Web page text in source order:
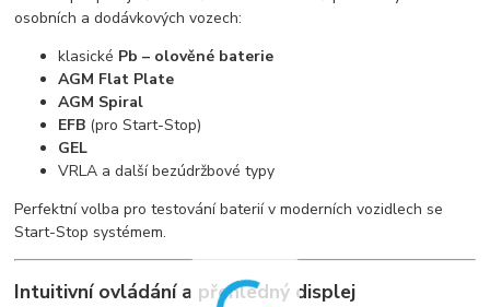
osobních a dodávkových vozech:
klasické Pb – olověné baterie
AGM Flat Plate
AGM Spiral
EFB (pro Start-Stop)
GEL
VRLA a další bezúdržbové typy
Perfektní volba pro testování baterií v moderních vozidlech se
Start-Stop systémem.
Intuitivní ovládání a přehledný displej